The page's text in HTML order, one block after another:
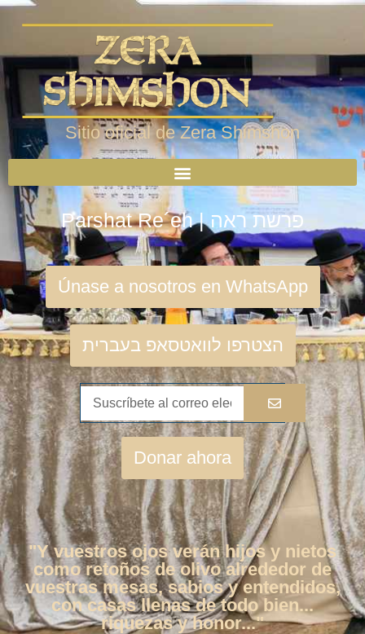
Sitio oficial de Zera Shimshon
Parshat Re´eh | פרשת ראה
Únase a nosotros en WhatsApp
הצטרפו לוואטסאפ בעברית
Donar ahora
"Y vuestros ojos verán hijos y nietos
como retoños de olivo alrededor de
vuestras mesas, sabios y entendidos,
con casas llenas de todo bien...
riquezas y honor..."